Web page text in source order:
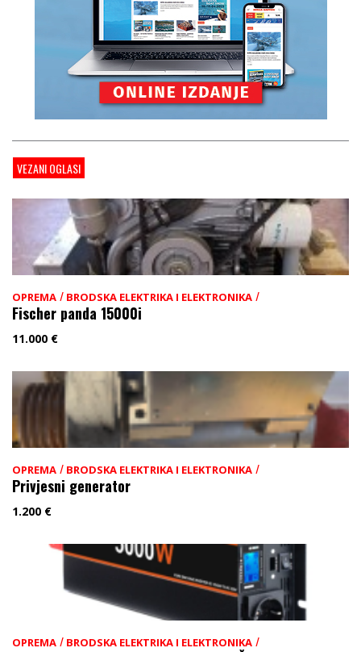
VEZANI OGLASI
OPREMA / BRODSKA ELEKTRIKA I ELEKTRONIKA /
Fischer panda 15000i
11.000 €
OPREMA / BRODSKA ELEKTRIKA I ELEKTRONIKA /
Privjesni generator
1.200 €
OPREMA / BRODSKA ELEKTRIKA I ELEKTRONIKA /